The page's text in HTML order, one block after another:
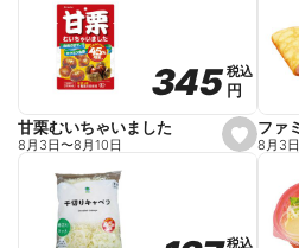
s
e
o
345
345税込
税込
円
円
甘栗むいちゃいました
8月3日〜8月10日 8月3日
税込
税込